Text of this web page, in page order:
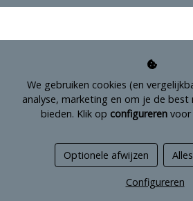
We gebruiken cookies (en
analyse, marketing en om je de
bieden. Klik op configureren voor
Optionele afwijzen
Configureren